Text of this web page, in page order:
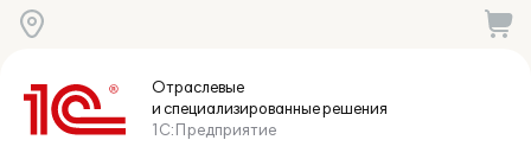
Отраслевые
и специализированныерешения
1С:Предприятие